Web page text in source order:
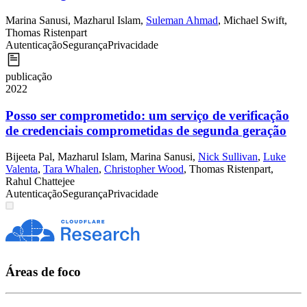
Marina Sanusi, Mazharul Islam, Suleman Ahmad, Michael Swift,
Thomas Ristenpart
AutenticaçãoSegurançaPrivacidade
publicação
2022
Posso ser comprometido: um serviço de verificação
de credenciais comprometidas de segunda geração
Bijeeta Pal, Mazharul Islam, Marina Sanusi, Nick Sullivan, Luke
Valenta, Tara Whalen, Christopher Wood, Thomas Ristenpart,
Rahul Chattejee
AutenticaçãoSegurançaPrivacidade
Áreas de foco